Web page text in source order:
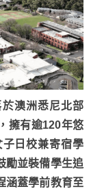
澳洲悉尼北部
擁有逾120年悠
日校兼寄宿學
勵並裝備學生追
涵蓋學前教育至